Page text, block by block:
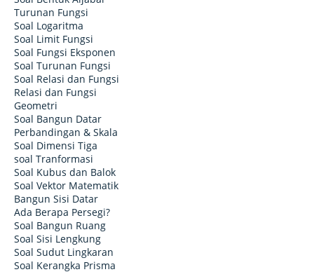
Turunan Fungsi
Soal Logaritma
Soal Limit Fungsi
Soal Fungsi Eksponen
Soal Turunan Fungsi
Soal Relasi dan Fungsi
Relasi dan Fungsi
Geometri
Soal Bangun Datar
Perbandingan & Skala
Soal Dimensi Tiga
soal Tranformasi
Soal Kubus dan Balok
Soal Vektor Matematik
Bangun Sisi Datar
Ada Berapa Persegi?
Soal Bangun Ruang
Soal Sisi Lengkung
Soal Sudut Lingkaran
Soal Kerangka Prisma